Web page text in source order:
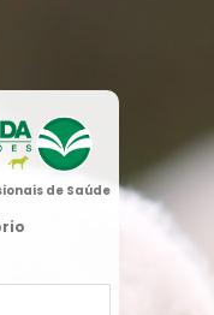
de Saúde